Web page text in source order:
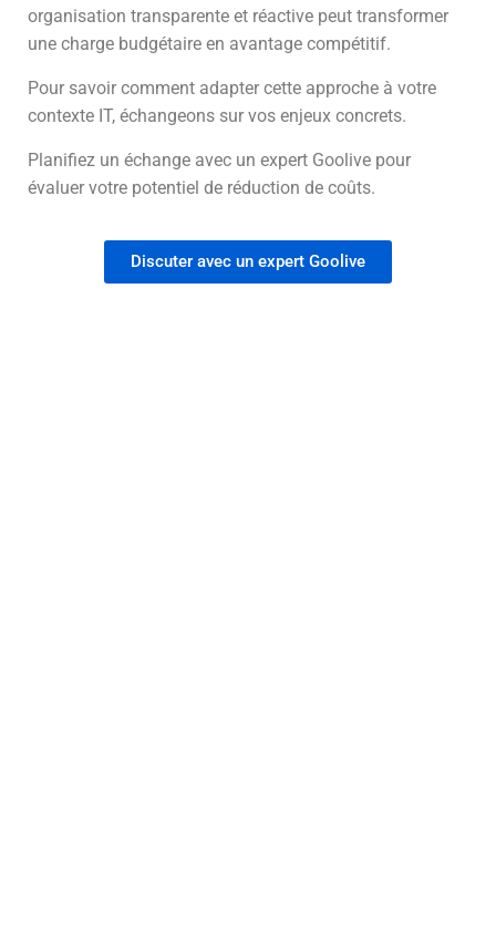
organisation transparente et réactive peut transformer
une charge budgétaire en avantage compétitif.
Pour savoir comment adapter cette approche à votre
contexte IT, échangeons sur vos enjeux concrets.
Planifiez un échange avec un expert Goolive pour
évaluer votre potentiel de réduction de coûts.
Discuter avec un expert Goolive